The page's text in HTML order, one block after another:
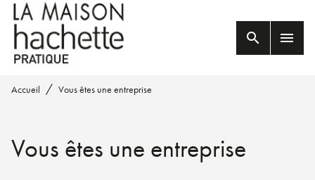
MENU RECHERCHE
PIED DE PAGE
search menu
Accueil / Vous êtes une entreprise
Vous êtes une entreprise